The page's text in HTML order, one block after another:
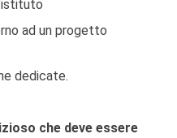
ad un progetto
dedicate.
che deve essere